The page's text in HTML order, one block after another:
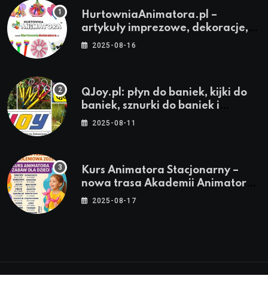
HurtowniaAnimatora.pl –
artykuły imprezowe, dekoracje,
stroje i akcesoria dla animatorów
2025-08-16
QJoy.pl: płyn do baniek, kijki do
baniek, sznurki do baniek i
zestawy do baniek
2025-08-11
Kurs Animatora Stacjonarny –
nowa trasa Akademii Animatora
– jesień 2025
2025-08-17